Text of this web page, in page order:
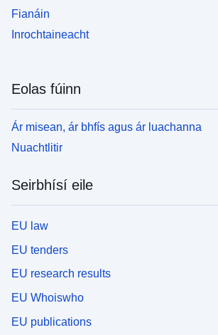
Fianáin
Inrochtaineacht
Eolas fúinn
Ár misean, ár bhfís agus ár luachanna
Nuachtlitir
Seirbhísí eile
EU law
EU tenders
EU research results
EU Whoiswho
EU publications